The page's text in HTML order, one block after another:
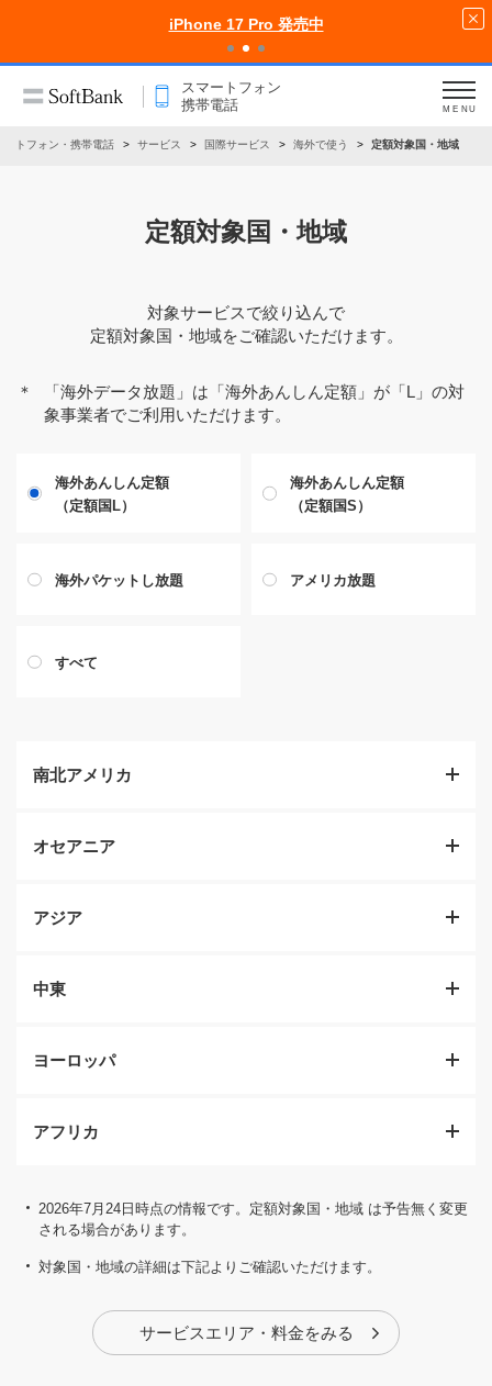
iPhone 17 Pro 発売中
スマートフォン
携帯電話
MENU
ートフォン・携帯電話 サービス 国際サービス 海外で使う 定額対象国・地域
定額対象国・地域
対象サービスで絞り込んで
定額対象国・地域をご確認いただけます。
＊
「海外データ放題」は「海外あんしん定額」が「L」の対
象事業者でご利用いただけます。
海外あんしん定額
（定額国L）
海外あんしん定額
（定額国S）
海外パケットし放題 アメリカ放題
すべて
南北アメリカ
オセアニア
アジア
中東
ヨーロッパ
アフリカ
2026年7月24日時点の情報です。定額対象国・地域 は予告無く変更
される場合があります。
対象国・地域の詳細は下記よりご確認いただけます。
サービスエリア・料金をみる